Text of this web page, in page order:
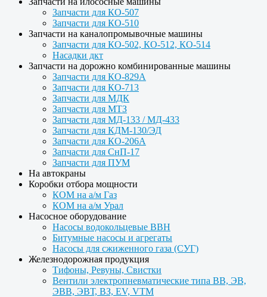
Запчасти для КО-507
Запчасти для КО-510
Запчасти на каналопромывочные машины
Запчасти для КО-502, КО-512, КО-514
Насадки дкт
Запчасти на дорожно комбинированные машины
Запчасти для КО-829А
Запчасти для КО-713
Запчасти для МДК
Запчасти для МТЗ
Запчасти для МД-133 / МД-433
Запчасти для КДМ-130/ЭД
Запчасти для КО-206А
Запчасти для СнП-17
Запчасти для ПУМ
На автокраны
Коробки отбора мощности
КОМ на а/м Газ
КОМ на а/м Урал
Насосное оборудование
Насосы водокольцевые ВВН
Битумные насосы и агрегаты
Насосы для сжиженного газа (СУГ)
Железнодорожная продукция
Тифоны, Ревуны, Свистки
Вентили электропневматические типа ВВ, ЭВ,
ЭВВ, ЭВТ, ВЗ, EV, VTM